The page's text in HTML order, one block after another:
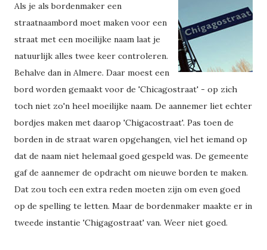
Als je als bordenmaker een
straatnaambord moet maken voor een
straat met een moeilijke naam laat je
natuurlijk alles twee keer controleren.
Behalve dan in Almere. Daar moest een
bord worden gemaakt voor de 'Chicagostraat' - op zich
toch niet zo'n heel moeilijke naam. De aannemer liet echter
bordjes maken met daarop 'Chigacostraat'. Pas toen de
borden in de straat waren opgehangen, viel het iemand op
dat de naam niet helemaal goed gespeld was. De gemeente
gaf de aannemer de opdracht om nieuwe borden te maken.
Dat zou toch een extra reden moeten zijn om even goed
op de spelling te letten. Maar de bordenmaker maakte er in
tweede instantie 'Chigagostraat' van. Weer niet goed.